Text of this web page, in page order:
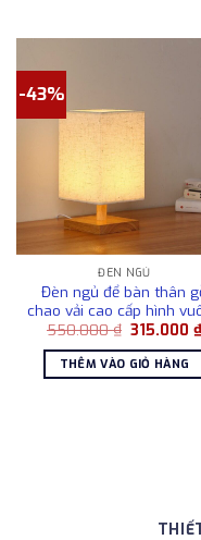
-43%
ĐÈN NGỦ
Đèn ngủ để bàn thân
chao vải cao cấp hình
550.000₫ Giá
là:
550.000 ₫.
315.000₫
THÊM VÀO GIỎ HÀNG